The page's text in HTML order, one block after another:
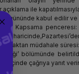
ile
gününde kabul edilir
Kapsama penceresi:
müdahale süresi:
desteği’ bölümünde
içinde çağrıya yanıt